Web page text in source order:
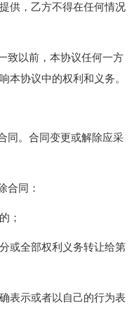
供，乙方不得在任何情况
以前，本协议任何一方
本协议中的权利和义务。
。合同变更或解除应采
同：
；
全部权利义务转让给第
示或者以自己的行为表